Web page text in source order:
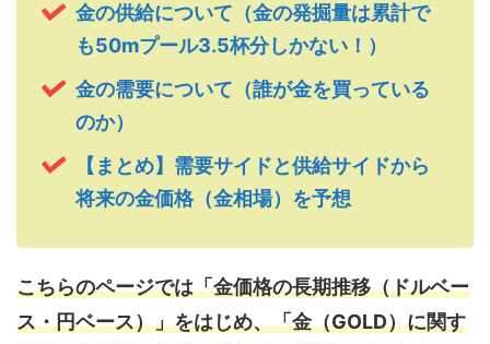
金の供給について（金の発掘量は累計で
も50mプール3.5杯分しかない！）
金の需要について（誰が金を買っている
のか）
【まとめ】需要サイドと供給サイドから
将来の金価格（金相場）を予想
こちらのページでは「金価格の長期推移（ドルベー
ス・円ベース）」をはじめ、「金（GOLD）に関す